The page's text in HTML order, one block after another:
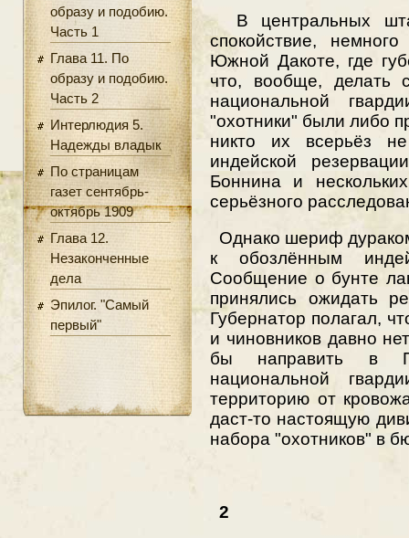
образу и подобию.
Часть 1
Глава 11. По
образу и подобию.
Часть 2
Интерлюдия 5.
Надежды владык
По страницам
газет сентябрь-
октябрь 1909
Глава 12.
Незаконченные
дела
Эпилог. "Самый
первый"
В центральных
спокойствие,
Южной Дакоте, где
что, вообще, делать
национальной
"охотники" были либо
никто их всерьёз
индейской
Боннина и
серьёзного
Однако шериф
к обозлённым
Сообщение о бунте
принялись ожидать
Губернатор полагал,
и чиновников давно
бы направить в
национальной
территорию от
даст-то настоящую
набора "охотников" в
2